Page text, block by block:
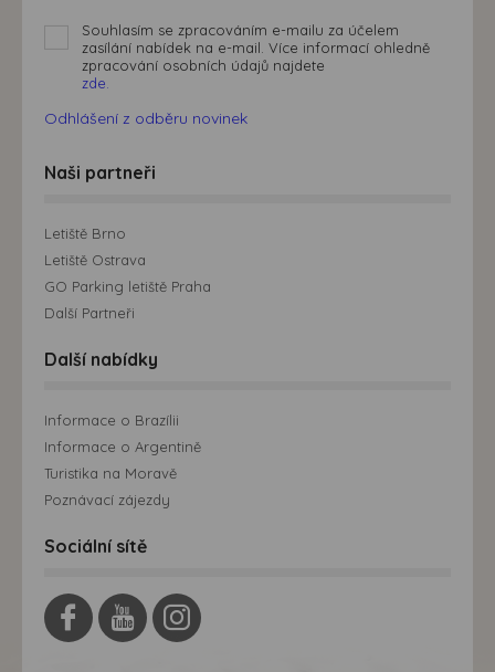
Souhlasím se zpracováním e-mailu za účelem
zasílání nabídek na e-mail. Více informací ohledně
zpracování osobních údajů najdete
zde.
Odhlášení z odběru novinek
Naši partneři
Letiště Brno
Letiště Ostrava
GO Parking letiště Praha
Další Partneři
Další nabídky
Informace o Brazílii
Informace o Argentině
Turistika na Moravě
Poznávací zájezdy
Sociální sítě